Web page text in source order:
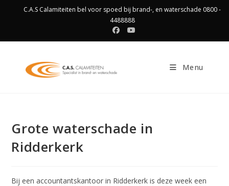
C.A.S Calamiteiten bel voor spoed bij brand-, en waterschade 0800 -
4488888
Menu
Grote waterschade in
Ridderkerk
Bij een accountantskantoor in Ridderkerk is deze week een